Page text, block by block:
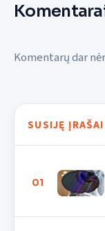
Komentarų dar
SUSIJĘ ĮRAŠAI
01